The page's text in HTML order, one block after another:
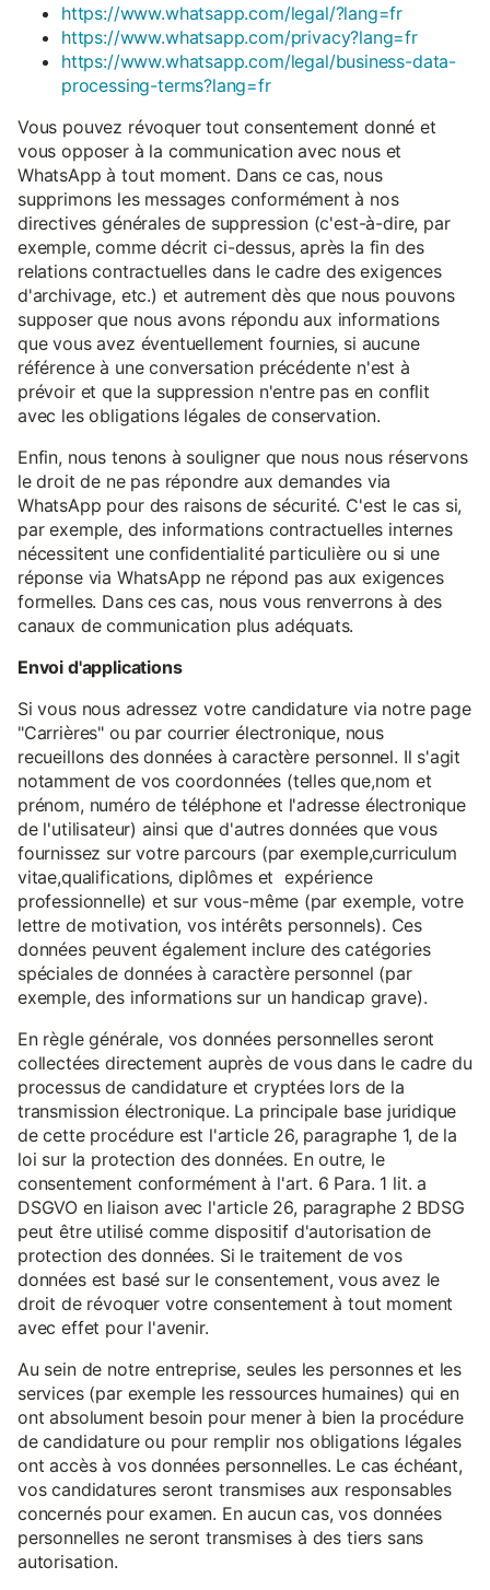
https://www.whatsapp.com/legal/?lang=fr
https://www.whatsapp.com/privacy?lang=fr
https://www.whatsapp.com/legal/business-data-
processing-terms?lang=fr
Vous pouvez révoquer tout consentement donné et
vous opposer à la communication avec nous et
WhatsApp à tout moment. Dans ce cas, nous
supprimons les messages conformément à nos
directives générales de suppression (c'est-à-dire, par
exemple, comme décrit ci-dessus, après la fin des
relations contractuelles dans le cadre des exigences
d'archivage, etc.) et autrement dès que nous pouvons
supposer que nous avons répondu aux informations
que vous avez éventuellement fournies, si aucune
référence à une conversation précédente n'est à
prévoir et que la suppression n'entre pas en conflit
avec les obligations légales de conservation.
Enfin, nous tenons à souligner que nous nous réservons
le droit de ne pas répondre aux demandes via
WhatsApp pour des raisons de sécurité. C'est le cas si,
par exemple, des informations contractuelles internes
nécessitent une confidentialité particulière ou si une
réponse via WhatsApp ne répond pas aux exigences
formelles. Dans ces cas, nous vous renverrons à des
canaux de communication plus adéquats.
Envoi d'applications
Si vous nous adressez votre candidature via notre page
"Carrières" ou par courrier électronique, nous
recueillons des données à caractère personnel. Il s'agit
notamment de vos coordonnées (telles que,nom et
prénom, numéro de téléphone et l'adresse électronique
de l'utilisateur) ainsi que d'autres données que vous
fournissez sur votre parcours (par exemple,curriculum
vitae,qualifications, diplômes et expérience
professionnelle) et sur vous-même (par exemple, votre
lettre de motivation, vos intérêts personnels). Ces
données peuvent également inclure des catégories
spéciales de données à caractère personnel (par
exemple, des informations sur un handicap grave).
En règle générale, vos données personnelles seront
collectées directement auprès de vous dans le cadre du
processus de candidature et cryptées lors de la
transmission électronique. La principale base juridique
de cette procédure est l'article 26, paragraphe 1, de la
loi sur la protection des données. En outre, le
consentement conformément à l'art. 6 Para. 1 lit. a
DSGVO en liaison avec l'article 26, paragraphe 2 BDSG
peut être utilisé comme dispositif d'autorisation de
protection des données. Si le traitement de vos
données est basé sur le consentement, vous avez le
droit de révoquer votre consentement à tout moment
avec effet pour l'avenir.
Au sein de notre entreprise, seules les personnes et les
services (par exemple les ressources humaines) qui en
ont absolument besoin pour mener à bien la procédure
de candidature ou pour remplir nos obligations légales
ont accès à vos données personnelles. Le cas échéant,
vos candidatures seront transmises aux responsables
concernés pour examen. En aucun cas, vos données
personnelles ne seront transmises à des tiers sans
autorisation.